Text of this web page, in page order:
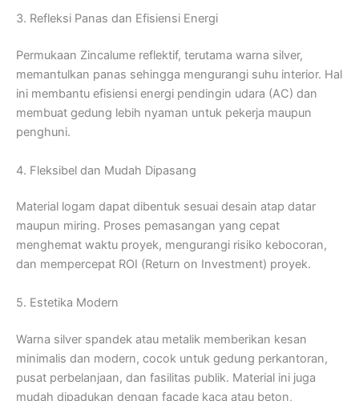
3. Refleksi Panas dan Efisiensi Energi
Permukaan Zincalume reflektif, terutama warna silver,
memantulkan panas sehingga mengurangi suhu interior. Hal
ini membantu efisiensi energi pendingin udara (AC) dan
membuat gedung lebih nyaman untuk pekerja maupun
penghuni.
4. Fleksibel dan Mudah Dipasang
Material logam dapat dibentuk sesuai desain atap datar
maupun miring. Proses pemasangan yang cepat
menghemat waktu proyek, mengurangi risiko kebocoran,
dan mempercepat ROI (Return on Investment) proyek.
5. Estetika Modern
Warna silver spandek atau metalik memberikan kesan
minimalis dan modern, cocok untuk gedung perkantoran,
pusat perbelanjaan, dan fasilitas publik. Material ini juga
mudah dipadukan dengan facade kaca atau beton,